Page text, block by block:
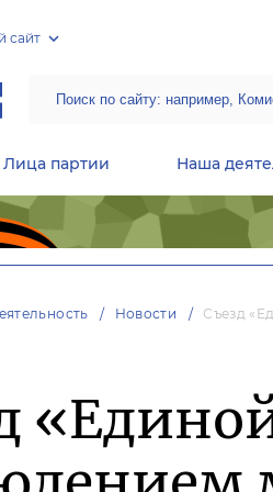
сайт
Лица партии Наша
Новости Съезд